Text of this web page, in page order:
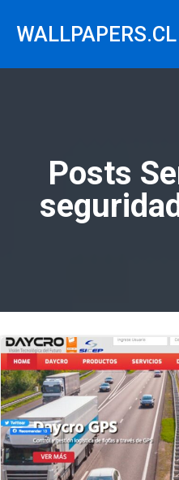
WALLPAPERS.CL
Posts